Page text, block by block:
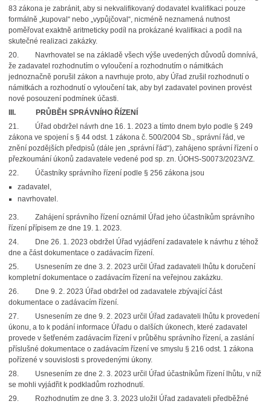
83 zákona je zabránit, aby si nekvalifikovaný dodavatel kvalifikaci pouze
formálně „kupoval“ nebo „vypůjčoval“, nicméně neznamená nutnost
poměřovat exaktně aritmeticky podíl na prokázané kvalifikaci a podíl na
skutečné realizaci zakázky.
20. Navrhovatel se na základě všech výše uvedených důvodů domnívá,
že zadavatel rozhodnutím o vyloučení a rozhodnutím o námitkách
jednoznačně porušil zákon a navrhuje proto, aby Úřad zrušil rozhodnutí o
námitkách a rozhodnutí o vyloučení tak, aby byl zadavatel povinen provést
nové posouzení podmínek účasti.
III.
PRŮBĚH SPRÁVNÍHO ŘÍZENÍ
21. Úřad obdržel návrh dne 16. 1. 2023 a tímto dnem bylo podle § 249
zákona ve spojení s § 44 odst. 1 zákona č. 500/2004 Sb., správní řád, ve
znění pozdějších předpisů (dále jen „správní řád“), zahájeno správní řízení o
přezkoumání úkonů zadavatele vedené pod sp. zn. ÚOHS-S0073/2023/VZ.
22. Účastníky správního řízení podle § 256 zákona jsou
zadavatel,
navrhovatel.
23. Zahájení správního řízení oznámil Úřad jeho účastníkům správního
řízení přípisem ze dne 19. 1. 2023.
24. Dne 26. 1. 2023 obdržel Úřad vyjádření zadavatele k návrhu z téhož
dne a část dokumentace o zadávacím řízení.
25. Usnesením ze dne 3. 2. 2023 určil Úřad zadavateli lhůtu k doručení
kompletní dokumentace o zadávacím řízení na veřejnou zakázku.
26. Dne 9. 2. 2023 Úřad obdržel od zadavatele zbývající část
dokumentace o zadávacím řízení.
27. Usnesením ze dne 9. 2. 2023 určil Úřad zadavateli lhůtu k provedení
úkonu, a to k podání informace Úřadu o dalších úkonech, které zadavatel
provede v šetřeném zadávacím řízení v průběhu správního řízení, a zaslání
příslušné dokumentace o zadávacím řízení ve smyslu § 216 odst. 1 zákona
pořízené v souvislosti s provedenými úkony.
28. Usnesením ze dne 2. 3. 2023 určil Úřad účastníkům řízení lhůtu, v níž
se mohli vyjádřit k podkladům rozhodnutí.
29. Rozhodnutím ze dne 3. 3. 2023 uložil Úřad zadavateli předběžné